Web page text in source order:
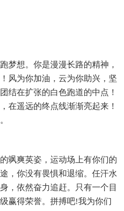
梦想。你是漫漫长路的精神，
风为你加油，云为你助兴，坚
结在扩张的白色跑道的中点！
在遥远的终点线渐渐亮起来！
飒爽英姿，运动场上有你们的
，你没有畏惧和退缩。任汗水
，依然奋力追赶。只有一个目
赢得荣誉。拼搏吧!我为你们